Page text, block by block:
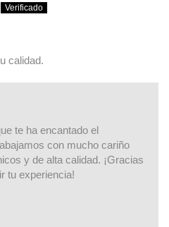
calidad.
te ha encantado el
con mucho cariño
y de alta calidad. ¡Gracias
tu experiencia!